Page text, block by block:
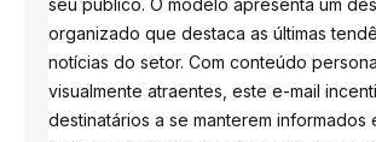
seu público. O modelo apresenta um
organizado que destaca as últimas
notícias do setor. Com conteúdo
visualmente atraentes, este e-mail
destinatários a se manterem informados